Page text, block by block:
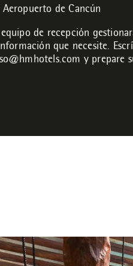
de Cancún
equipo de recepción
que necesite.
y prepare